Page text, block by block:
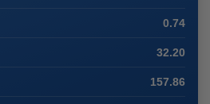
0.74
32.20
157.86